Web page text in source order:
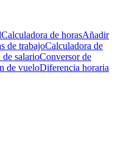
Calculadora de horasAñadir
de trabajoCalculadora de
de salarioConversor de
de vueloDiferencia horaria